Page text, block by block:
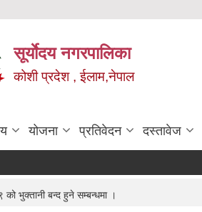
सूर्याेदय नगरपालिका
कोशी प्रदेश , ईलाम,नेपाल
योजना प्रतिवेदन दस्तावेज
भुक्तानी बन्द हुने सम्बन्धमा ।